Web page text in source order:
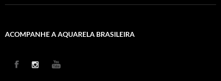
ACOMPANHE A AQUARELA BRASILEIRA